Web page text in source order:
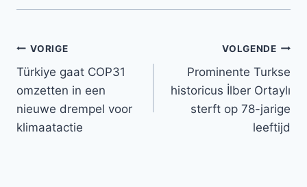
Bericht
navigatie
VORIGE
Türkiye gaat COP31
omzetten in een
nieuwe drempel voor
klimaatactie
VOLGENDE
Prominente Turkse
historicus İlber Ortaylı
sterft op 78-jarige
leeftijd